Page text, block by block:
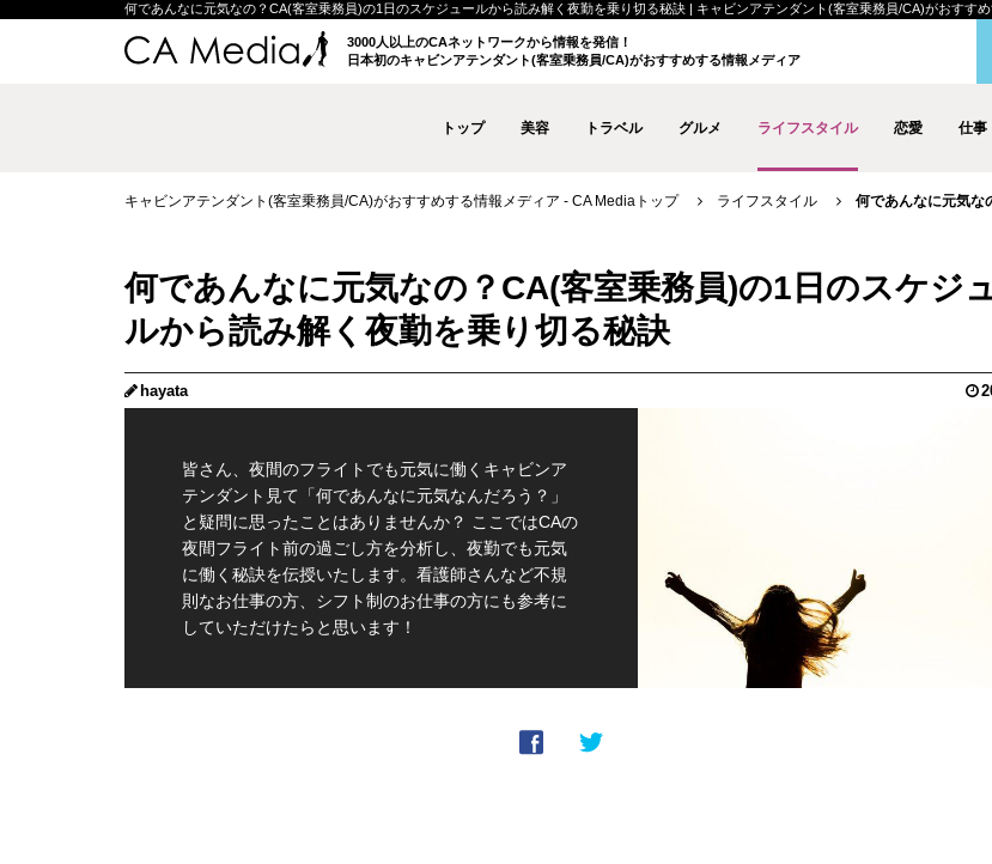
何であんなに元気なの？CA(客室乗務員)の1日のスケジュールから読み解く夜勤を乗り切る秘訣 | キャビンアテンダント(客室乗務員/CA)がおすす
3000人以上のCAネットワークから情報を発信！
日本初のキャビンアテンダント(客室乗務員/CA)がおすすめする情報メディア
トップ 美容 トラベル グルメ ライフスタイル 恋愛 仕事
キャビンアテンダント(客室乗務員/CA)がおすすめする情報メディア - CA Mediaトップ ライフスタイル 何であんなに元気な
何であんなに元気なの？CA(客室乗務員)の1日のスケジ
ルから読み解く夜勤を乗り切る秘訣
hayata
皆さん、夜間のフライトでも元気に働くキャビンア
テンダント見て「何であんなに元気なんだろう？」
と疑問に思ったことはありませんか？ ここではCAの
夜間フライト前の過ごし方を分析し、夜勤でも元気
に働く秘訣を伝授いたします。看護師さんなど不規
則なお仕事の方、シフト制のお仕事の方にも参考に
していただけたらと思います！